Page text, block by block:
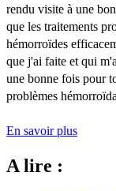
rendu visite à une
que les traitements
hémorroïdes
que j'ai faite et qui
une bonne fois pour
problèmes
En savoir plus
A lire :